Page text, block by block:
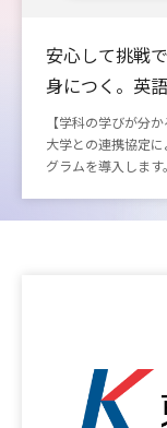
安心して挑戦
身につく。英
【学科の学びが分
大学との連携協定
グラムを導入します。